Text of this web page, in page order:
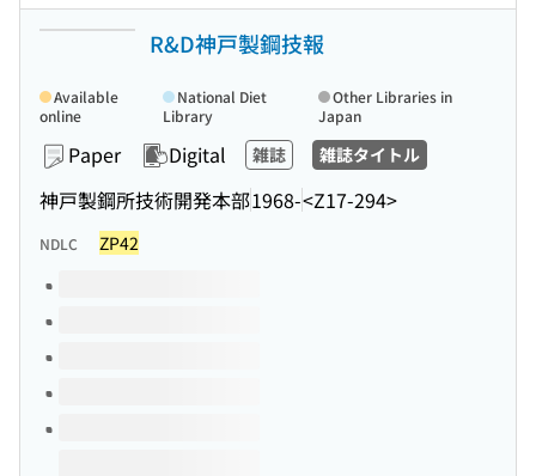
R&D神戸製鋼技報
Paper Digital 雑誌 雑誌タイトル
神戸製鋼所技術開発本部1968-<Z17-294>
Available
online
National Diet
Library
Other Libraries in
Japan
NDLC ZP42
Volumes of this title